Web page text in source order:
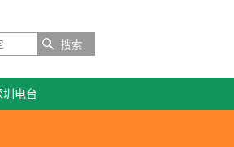
搜索
圳电台